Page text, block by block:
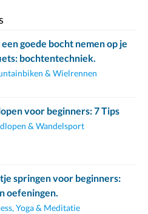
goede bocht nemen op je
bochtentechniek.
& Wielrennen
voor beginners: 7 Tips
& Wandelsport
springen voor beginners:
oefeningen.
Yoga & Meditatie